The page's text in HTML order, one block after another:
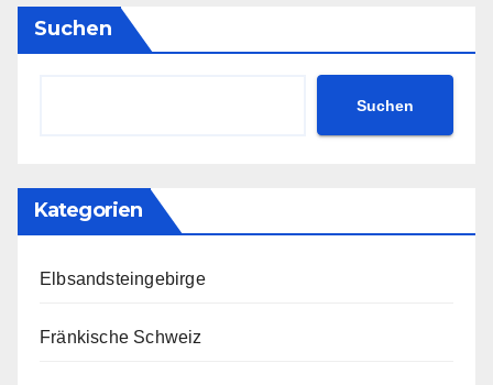
Suchen
Suchen
Kategorien
Elbsandsteingebirge
Fränkische Schweiz